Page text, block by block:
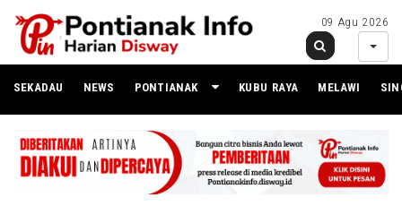
09 Agu 2026
SEKADAU NEWS PONTIANAK KUBU RAYA MELAWI